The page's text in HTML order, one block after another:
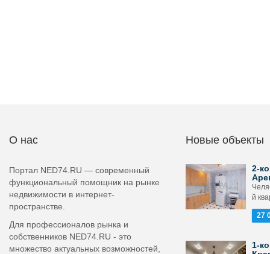
О нас
Портал NED74.RU — современный
функциональный помощник на рынке
недвижимости в интернет-
пространстве.
Для профессионалов рынка и
собственников NED74.RU - это
множество актуальных возможностей,
Новые объекты
2-
й
27
1-